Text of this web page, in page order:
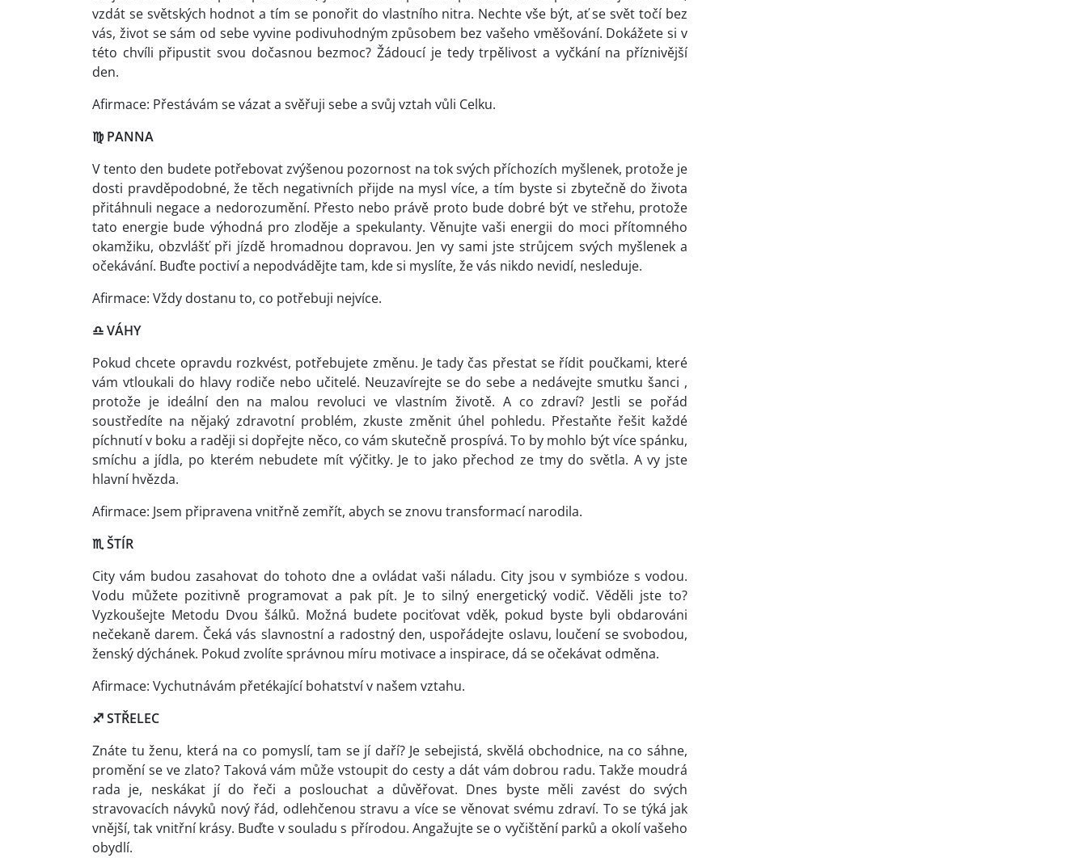
vzdát se světských hodnot a tím se ponořit do vlastního nitra. Nechte vše být, ať se svět točí bez
vás, život se sám od sebe vyvine podivuhodným způsobem bez vašeho vměšování. Dokážete si v
této chvíli připustit svou dočasnou bezmoc? Žádoucí je tedy trpělivost a vyčkání na příznivější
den.
Afirmace: Přestávám se vázat a svěřuji sebe a svůj vztah vůli Celku.
♍ PANNA
V tento den budete potřebovat zvýšenou pozornost na tok svých příchozích myšlenek, protože je
dosti pravděpodobné, že těch negativních přijde na mysl více, a tím byste si zbytečně do života
přitáhnuli negace a nedorozumění. Přesto nebo právě proto bude dobré být ve střehu, protože
tato energie bude výhodná pro zloděje a spekulanty. Věnujte vaši energii do moci přítomného
okamžiku, obzvlášť při jízdě hromadnou dopravou. Jen vy sami jste strůjcem svých myšlenek a
očekávání. Buďte poctiví a nepodvádějte tam, kde si myslíte, že vás nikdo nevidí, nesleduje.
Afirmace: Vždy dostanu to, co potřebuji nejvíce.
♎VÁHY
Pokud chcete opravdu rozkvést, potřebujete změnu. Je tady čas přestat se řídit poučkami, které
vám vtloukali do hlavy rodiče nebo učitelé. Neuzavírejte se do sebe a nedávejte smutku šanci ,
protože je ideální den na malou revoluci ve vlastním životě. A co zdraví? Jestli se pořád
soustředíte na nějaký zdravotní problém, zkuste změnit úhel pohledu. Přestaňte řešit každé
píchnutí v boku a raději si dopřejte něco, co vám skutečně prospívá. To by mohlo být více spánku,
smíchu a jídla, po kterém nebudete mít výčitky. Je to jako přechod ze tmy do světla. A vy jste
hlavní hvězda.
Afirmace: Jsem připravena vnitřně zemřít, abych se znovu transformací narodila.
♏ŠTÍR
City vám budou zasahovat do tohoto dne a ovládat vaši náladu. City jsou v symbióze s vodou.
Vodu můžete pozitivně programovat a pak pít. Je to silný energetický vodič. Věděli jste to?
Vyzkoušejte Metodu Dvou šálků. Možná budete pociťovat vděk, pokud byste byli obdarováni
nečekaně darem. Čeká vás slavnostní a radostný den, uspořádejte oslavu, loučení se svobodou,
ženský dýchánek. Pokud zvolíte správnou míru motivace a inspirace, dá se očekávat odměna.
Afirmace: Vychutnávám přetékající bohatství v našem vztahu.
♐STŘELEC
Znáte tu ženu, která na co pomyslí, tam se jí daří? Je sebejistá, skvělá obchodnice, na co sáhne,
promění se ve zlato? Taková vám může vstoupit do cesty a dát vám dobrou radu. Takže moudrá
rada je, neskákat jí do řeči a poslouchat a důvěřovat. Dnes byste měli zavést do svých
stravovacích návyků nový řád, odlehčenou stravu a více se věnovat svému zdraví. To se týká jak
vnější, tak vnitřní krásy. Buďte v souladu s přírodou. Angažujte se o vyčištění parků a okolí vašeho
obydlí.